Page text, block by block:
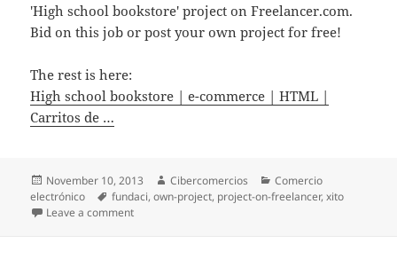
'High school bookstore' project on Freelancer.com.
Bid on this job or post your own project for free!
The rest is here:
High school bookstore | e-commerce | HTML |
Carritos de …
Posted
on
November 10, 2013 Author
Cibercomercios Categories
Comercio
electrónico
Tags
fundaci,own-project, project-on-freelancer,xito
Leave a comment